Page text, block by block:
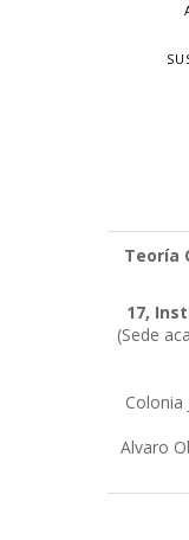
Teoría
17,
(Sede
Colonia
Alvaro